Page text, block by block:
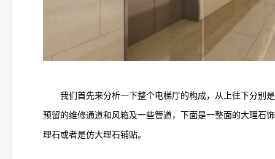
我们首先来分析一下整个电梯厅的构成，从上往下分别
预留的维修通道和风箱及一些管道，下面是一整面的大理石
理石或者是仿大理石铺贴。